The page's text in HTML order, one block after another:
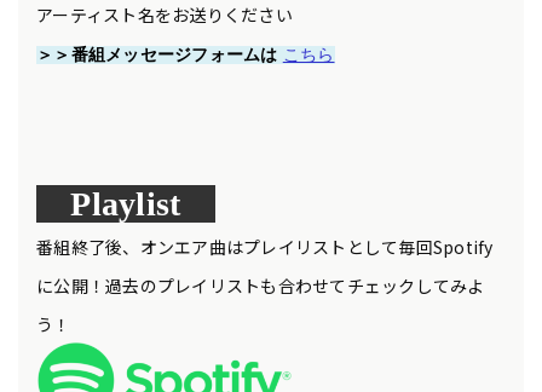
アーティスト名をお送りください
＞＞番組メッセージフォームは こちら
Playlist
番組終了後、オンエア曲はプレイリストとして毎回Spotify
に公開！過去のプレイリストも合わせてチェックしてみよ
う！